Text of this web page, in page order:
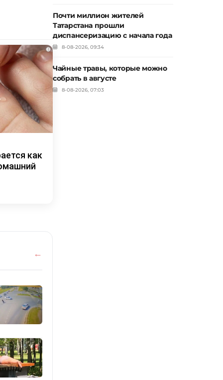
i
как
Почти миллион жителей
Татарстана прошли
диспансеризацию с начала года
8-08-2026, 09:34
Чайные травы, которые можно
собрать в августе
8-08-2026, 07:03